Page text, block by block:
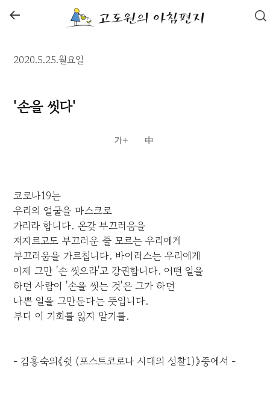
←
2020.5.25.월요일
'손을 씻다'
코로나19는
우리의 얼굴을 마스크로
가리라 합니다. 온갖 부끄러움을
저지르고도 부끄러운 줄 모르는 우리에게
부끄러움을 가르칩니다. 바이러스는 우리에게
이제 그만 '손 씻으라'고 강권합니다. 어떤 일을
하던 사람이 '손을 씻는 것'은 그가 하던
나쁜 일을 그만둔다는 뜻입니다.
부디 이 기회를 잃지 말기를.
- 김흥숙의《쉿 (포스트코로나 시대의 성찰1)》중에서 -